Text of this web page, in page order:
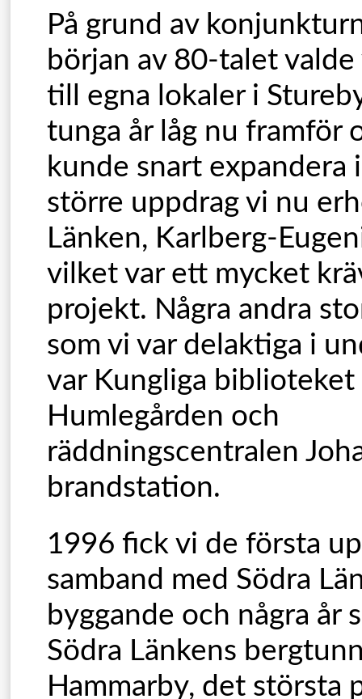
På grund av
början av 80-talet
till egna lokaler i
tunga år låg nu framför
kunde snart expandera
större uppdrag vi nu
Länken, Karlberg-
vilket var ett mycket
projekt. Några andra
som vi var delaktiga i
var Kungliga biblioteket
Humlegården och
räddningscentralen
brandstation.
1996 fick vi de första
samband med Södra
byggande och några år
Södra Länkens
Hammarby, det största